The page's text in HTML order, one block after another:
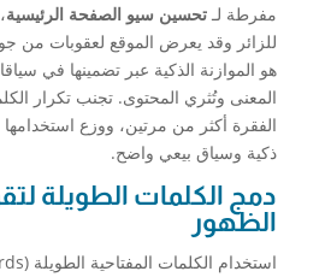
مفرطة لـ تحسين سيو الصفحة الرئيسية
للزائر وقد يعرض الموقع لعقوبات من
هو الموازنة الذكية عبر تضمينها في
المعنى وتُثري المحتوى. تجنب تكرار
الفقرة أكثر من مرتين، ووزع
ذكية وسياق بيعي واضح.
دمج الكلمات الطويلة
الظهور